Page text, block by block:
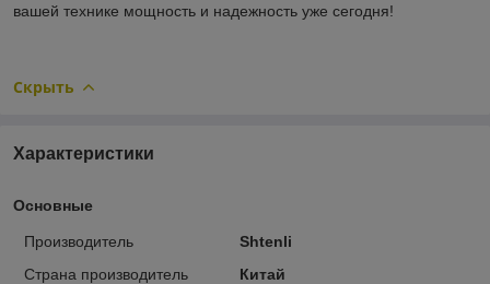
вашей технике мощность и надежность уже сегодня!
Скрыть
Характеристики
Основные
Производитель
Shtenli
Страна производитель
Китай